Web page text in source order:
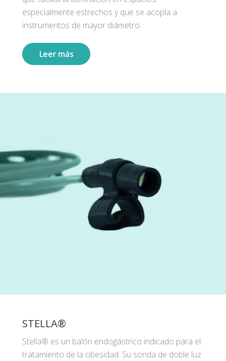
especialmente estrechos y que se acopla a
instrumentos de mayor diámetro.
Leer más
STELLA®
Stella® es un balón endogástrico indicado para el
tratamiento de la obesidad. Su sonda de doble luz